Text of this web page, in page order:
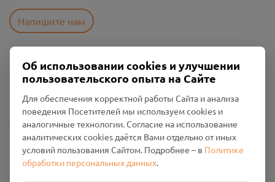
Напишите нам
Пользовательское соглашение
Политика конфиденциальности
Промо-материалы
Настройки cookies
Общество с ограниченной ответственностью «Смоленский
Проект Помним»
Об использовании cookies и улучшении
пользовательского опыта на Сайте
Для обеспечения корректной работы Сайта и анализа
поведения Посетителей мы используем cookies и
аналогичные технологии. Согласие на использование
аналитических cookies даётся Вами отдельно от иных
условий пользования Сайтом. Подробнее – в Политике
обработки персональных данных.